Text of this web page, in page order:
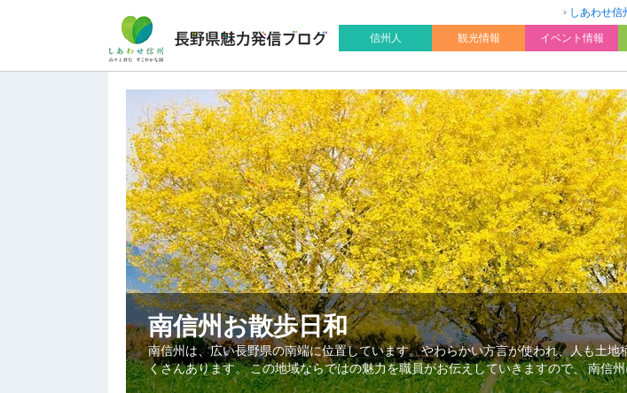
しあわせ信
信州人
観光情報 イベント情報
南信州お散歩日和
南信州は、広い長野県の南端に位置しています。やわらかい方言が使われ、人も土
くさんあります。 この地域ならではの魅力を職員がお伝えしていきますので、 南信